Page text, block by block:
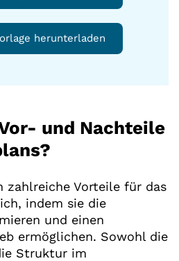
herunterladen
und Nachteile
zahlreiche Vorteile für das
indem sie die
und einen
ermöglichen. Sowohl die
Struktur im